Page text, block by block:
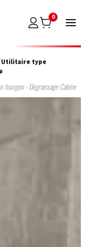
0
Utilitaire type
- Dégraissage Cabine